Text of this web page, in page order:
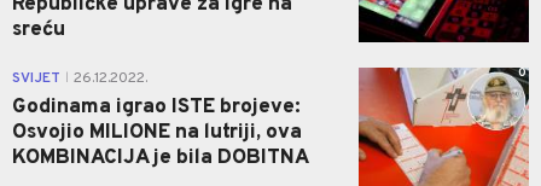
sreću
SVIJET 26.12.2022.
Godinama igrao ISTE brojeve:
Osvojio MILIONE na lutriji, ova
KOMBINACIJA je bila DOBITNA
0